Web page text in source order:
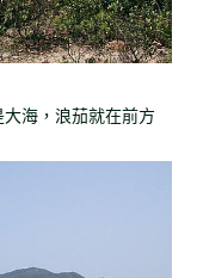
海，浪茄就在前方